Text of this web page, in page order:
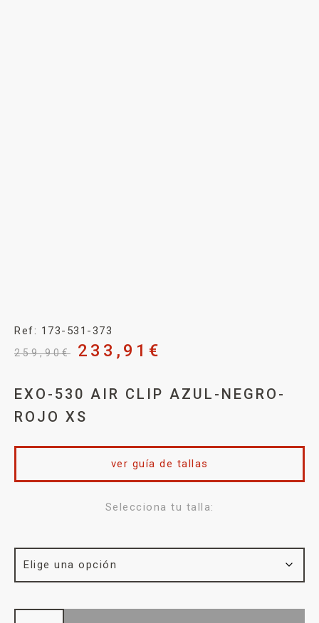
Ref: 173-531-373
259,90€ 233,91 €
EXO-530 AIR CLIP AZUL-NEGRO-
ROJO XS
Selecciona tu talla:
ver guía de tallas